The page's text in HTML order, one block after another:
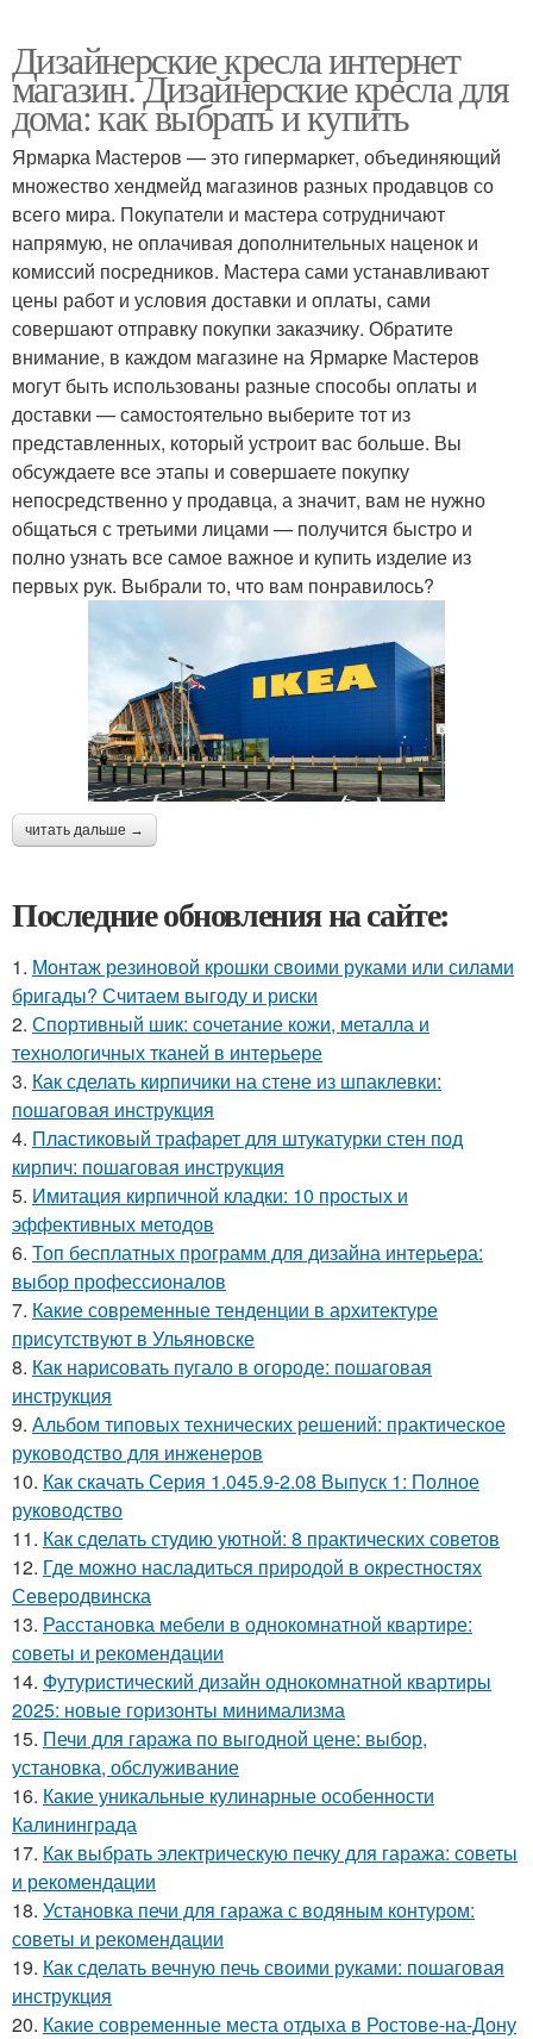
Дизайнерские кресла интернет
магазин. Дизайнерские кресла для
дома: как выбрать и купить
Ярмарка Мастеров — это гипермаркет, объединяющий
множество хендмейд магазинов разных продавцов со
всего мира. Покупатели и мастера сотрудничают
напрямую, не оплачивая дополнительных наценок и
комиссий посредников. Мастера сами устанавливают
цены работ и условия доставки и оплаты, сами
совершают отправку покупки заказчику. Обратите
внимание, в каждом магазине на Ярмарке Мастеров
могут быть использованы разные способы оплаты и
доставки — самостоятельно выберите тот из
представленных, который устроит вас больше. Вы
обсуждаете все этапы и совершаете покупку
непосредственно у продавца, а значит, вам не нужно
общаться с третьими лицами — получится быстро и
полно узнать все самое важное и купить изделие из
первых рук. Выбрали то, что вам понравилось?
читать дальше →
Последние обновления на сайте:
1. Монтаж резиновой крошки своими руками или силами
бригады? Считаем выгоду и риски
2. Спортивный шик: сочетание кожи, металла и
технологичных тканей в интерьере
3. Как сделать кирпичики на стене из шпаклевки:
пошаговая инструкция
4. Пластиковый трафарет для штукатурки стен под
кирпич: пошаговая инструкция
5. Имитация кирпичной кладки: 10 простых и
эффективных методов
6. Топ бесплатных программ для дизайна интерьера:
выбор профессионалов
7. Какие современные тенденции в архитектуре
присутствуют в Ульяновске
8. Как нарисовать пугало в огороде: пошаговая
инструкция
9. Альбом типовых технических решений: практическое
руководство для инженеров
10. Как скачать Серия 1.045.9-2.08 Выпуск 1: Полное
руководство
11. Как сделать студию уютной: 8 практических советов
12. Где можно насладиться природой в окрестностях
Северодвинска
13. Расстановка мебели в однокомнатной квартире:
советы и рекомендации
14. Футуристический дизайн однокомнатной квартиры
2025: новые горизонты минимализма
15. Печи для гаража по выгодной цене: выбор,
установка, обслуживание
16. Какие уникальные кулинарные особенности
Калининграда
17. Как выбрать электрическую печку для гаража: советы
и рекомендации
18. Установка печи для гаража с водяным контуром:
советы и рекомендации
19. Как сделать вечную печь своими руками: пошаговая
инструкция
20. Какие современные места отдыха в Ростове-на-Дону